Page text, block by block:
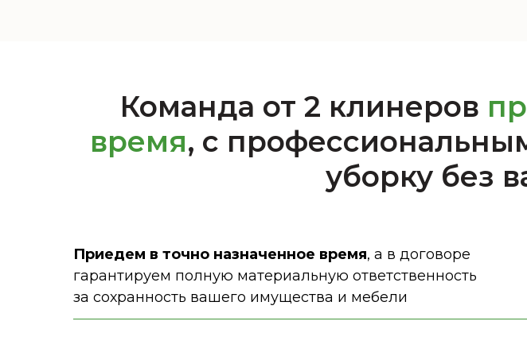
Команда от 2 клинеров
время, с
уборку без
Приедем в точно назначенное время, а в договоре
гарантируем полную материальную ответственность
за сохранность вашего имущества и мебели